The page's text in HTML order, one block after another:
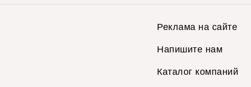
Реклама на сайте
Напишите нам
Каталог компаний